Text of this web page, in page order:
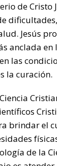
de Cristo
Jesús
anclada
las
la curación.
brindar el
de la